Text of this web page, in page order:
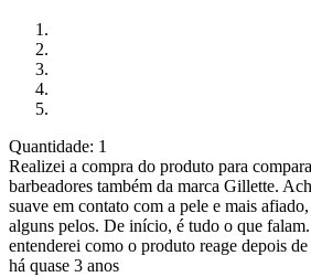
Quantidade: 1
Realizei a compra do produto para
barbeadores também da marca Gillette.
suave em contato com a pele e mais
alguns pelos. De início, é tudo o que
entenderei como o produto reage depois
há quase 3 anos